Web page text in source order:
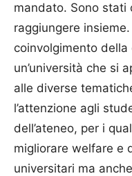
mandato. Sono stati
raggiungere
coinvolgimento della
un’università che si
alle diverse
l’attenzione agli
dell’ateneo, per i
migliorare welfare e
universitari ma